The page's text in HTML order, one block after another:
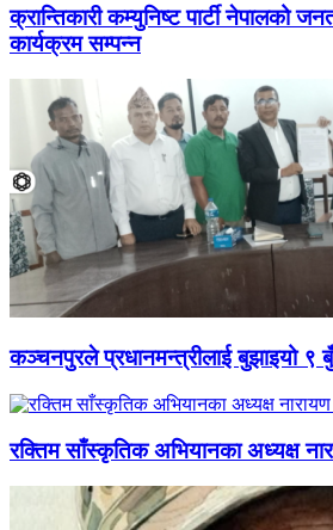
क्रान्तिकारी कम्युनिष्ट पार्टी नेपालको
कार्यक्रम सम्पन्न
कञ्चनपुरले प्रधानमन्त्रीलाई बुझाइयो ९
रक्तिम साँस्कृतिक अभियानका अध्यक्ष